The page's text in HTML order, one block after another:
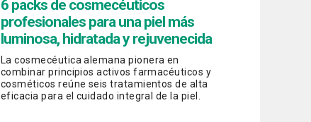
6 packs de cosmecéuticos
profesionales para una piel más
luminosa, hidratada y rejuvenecida
La cosmecéutica alemana pionera en
combinar principios activos farmacéuticos y
cosméticos reúne seis tratamientos de alta
eficacia para el cuidado integral de la piel.